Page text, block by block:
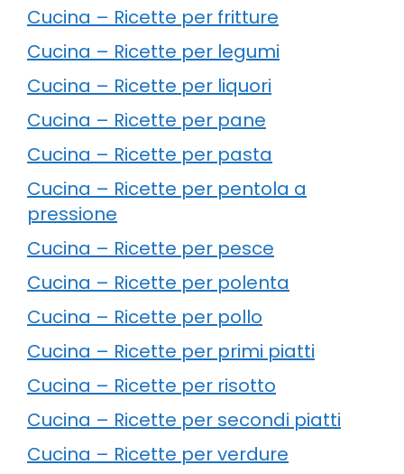
Cucina – Ricette per fritture
Cucina – Ricette per legumi
Cucina – Ricette per liquori
Cucina – Ricette per pane
Cucina – Ricette per pasta
Cucina – Ricette per pentola a
pressione
Cucina – Ricette per pesce
Cucina – Ricette per polenta
Cucina – Ricette per pollo
Cucina – Ricette per primi piatti
Cucina – Ricette per risotto
Cucina – Ricette per secondi piatti
Cucina – Ricette per verdure